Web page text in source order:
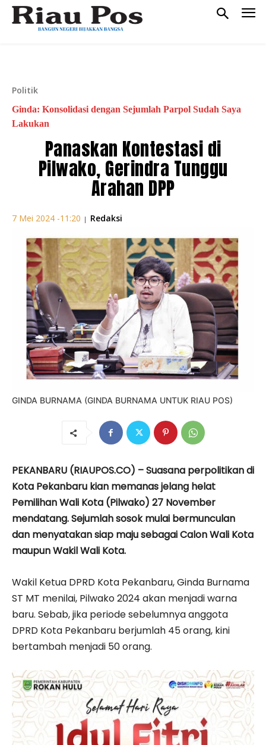
Politik
Ginda: Konsolidasi dengan Sejumlah Parpol Sudah Saya
Lakukan
Panaskan Kontestasi di
Pilwako, Gerindra Tunggu
Arahan DPP
7 Mei 2024 -11:20 | Redaksi
GINDA BURNAMA (GINDA BURNAMA UNTUK RIAU POS)
PEKANBARU (RIAUPOS.CO) – Suasana perpolitikan di
Kota Pekanbaru kian memanas jelang helat
Pemilihan Wali Kota (Pilwako) 27 November
mendatang. Sejumlah sosok mulai bermunculan
dan menyatakan siap maju sebagai Calon Wali Kota
maupun Wakil Wali Kota.
Wakil Ketua DPRD Kota Pekanbaru, Ginda Burnama
ST MT menilai, Pilwako 2024 akan menjadi warna
baru. Sebab, jika periode sebelumnya anggota
DPRD Kota Pekanbaru berjumlah 45 orang, kini
bertambah menjadi 50 orang.